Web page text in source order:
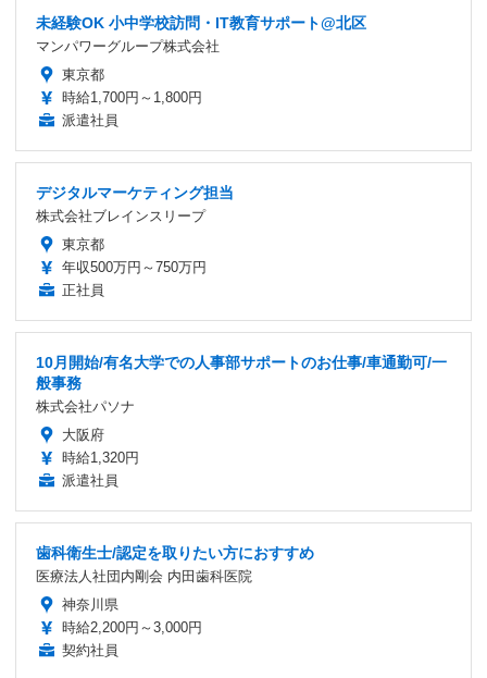
未経験OK 小中学校訪問・IT教育サポート@北区
マンパワーグループ株式会社
東京都
時給1,700円～1,800円
派遣社員
デジタルマーケティング担当
株式会社ブレインスリープ
東京都
年収500万円～750万円
正社員
10月開始/有名大学での人事部サポートのお仕事/車通勤可/一
般事務
株式会社パソナ
大阪府
時給1,320円
派遣社員
歯科衛生士/認定を取りたい方におすすめ
医療法人社団内剛会 内田歯科医院
神奈川県
時給2,200円～3,000円
契約社員